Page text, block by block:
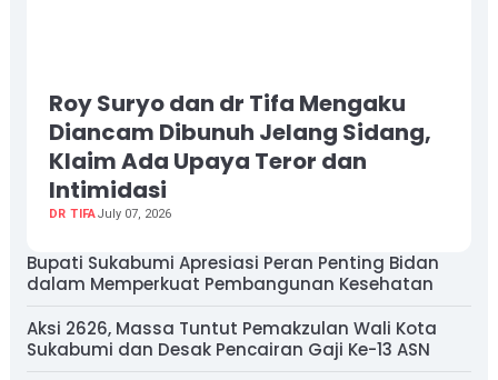
Roy Suryo dan dr Tifa Mengaku
Diancam Dibunuh Jelang Sidang,
Klaim Ada Upaya Teror dan
Intimidasi
DR TIFAJuly 07, 2026
Bupati Sukabumi Apresiasi Peran Penting Bidan
dalam Memperkuat Pembangunan Kesehatan
Aksi 2626, Massa Tuntut Pemakzulan Wali Kota
Sukabumi dan Desak Pencairan Gaji Ke-13 ASN